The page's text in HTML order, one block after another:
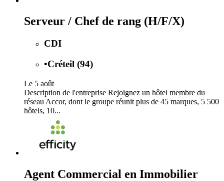
Serveur / Chef de rang (H/F/X)
CDI
•Créteil (94)
Le 5 août
Description de l'entreprise Rejoignez un hôtel membre du
réseau Accor, dont le groupe réunit plus de 45 marques, 5 500
hôtels, 10...
Agent Commercial en Immobilier